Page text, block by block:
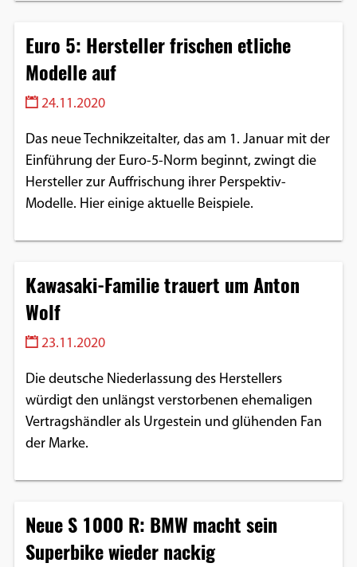
Euro 5: Hersteller frischen etliche
Modelle auf
24.11.2020
Das neue Technikzeitalter, das am 1. Januar mit der
Einführung der Euro-5-Norm beginnt, zwingt die
Hersteller zur Auffrischung ihrer Perspektiv-
Modelle. Hier einige aktuelle Beispiele.
Kawasaki-Familie trauert um Anton
Wolf
23.11.2020
Die deutsche Niederlassung des Herstellers
würdigt den unlängst verstorbenen ehemaligen
Vertragshändler als Urgestein und glühenden Fan
der Marke.
Neue S 1000 R: BMW macht sein
Superbike wieder nackig